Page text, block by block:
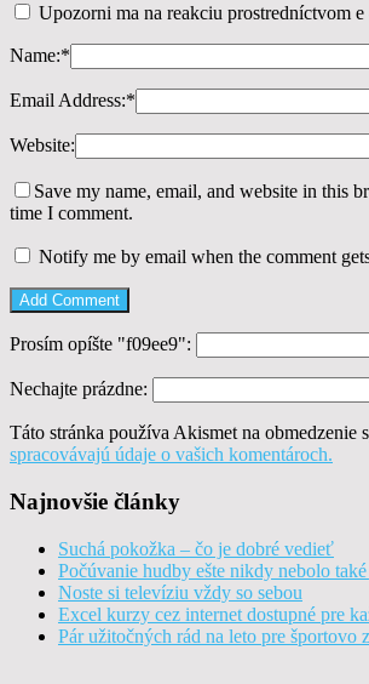
Upozorni ma na reakciu prostredníctvom e
Name:*
Email Address:*
Website:
Save my name, email, and website in this
time I comment.
Notify me by email when the comment
Prosím opíšte "f09ee9":
Nechajte prázdne:
Táto stránka používa Akismet na obmedzenie
spracovávajú údaje o vašich komentároch.
Najnovšie články
Suchá pokožka – čo je dobré vedieť
Počúvanie hudby ešte nikdy nebolo
Noste si televíziu vždy so sebou
Excel kurzy cez internet dostupné pre
Pár užitočných rád na leto pre športovo